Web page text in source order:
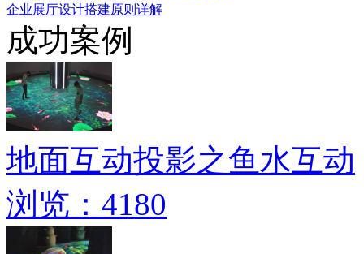
企业展厅设计搭建原则详解
成功案例
地面互动投影之鱼水互动
浏览：4180